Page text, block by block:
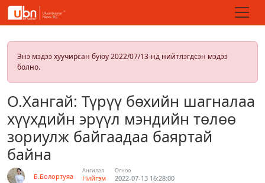
Энэ мэдээ хуучирсан буюу 2022/07/13-нд нийтлэгдсэн мэдээ
болно.
О.Хангай: Түрүү бөхийн шагналаа
хүүхдийн эрүүл мэндийн төлөө
зориулж байгаадаа баяртай
байна
Б.Болортуяа
Ангилал
Нийгэм
Огноо
2022-07-13 16:28:00